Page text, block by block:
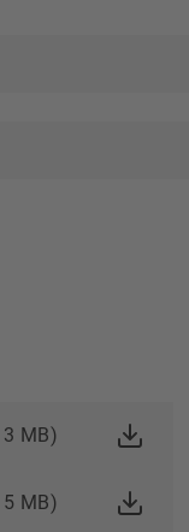
3 MB)
5 MB)